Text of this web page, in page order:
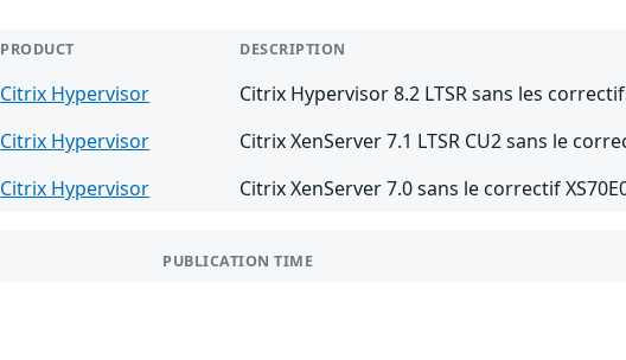
PRODUCT DESCRIPTION
Citrix Hypervisor
Citrix Hypervisor 8.2 LTSR sans les
Citrix Hypervisor
Citrix XenServer 7.1 LTSR CU2 sans le
Citrix Hypervisor Citrix XenServer 7.0 sans le correctif
PUBLICATION TIME